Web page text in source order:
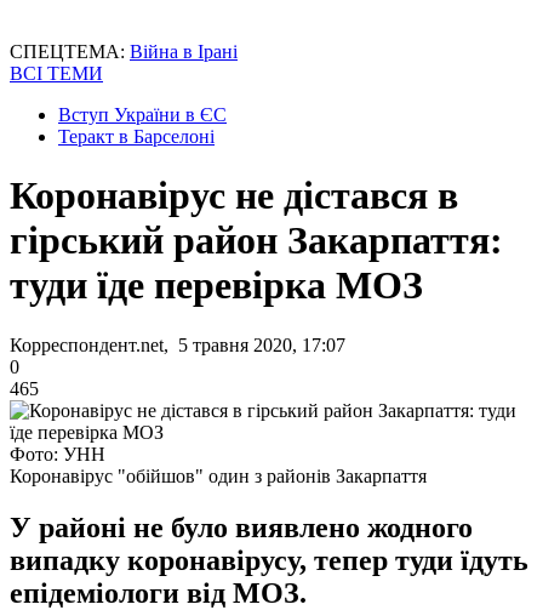
СПЕЦТЕМА: Війна в Ірані
ВСІ ТЕМИ
Вступ України в ЄС
Теракт в Барселоні
Коронавірус не дістався в
гірський район Закарпаття:
туди їде перевірка МОЗ
Корреспондент.net, 5 травня 2020, 17:07
0
465
Фото: УНН
Коронавірус "обійшов" один з районів Закарпаття
У районі не було виявлено жодного
випадку коронавірусу, тепер туди їдуть
епідеміологи від МОЗ.